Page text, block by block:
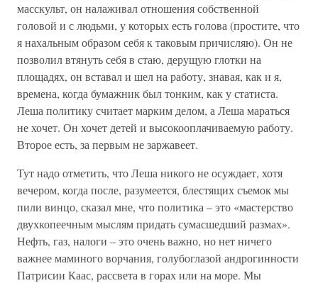
масскульт, он налаживал отношения собственной
головой и с людьми, у которых есть голова (простите, что
я нахальным образом себя к таковым причисляю). Он не
позволил втянуть себя в стаю, дерущую глотки на
площадях, он вставал и шел на работу, знавая, как и я,
времена, когда бумажник был тонким, как у статиста.
Леша политику считает марким делом, а Леша мараться
не хочет. Он хочет детей и высокооплачиваемую работу.
Второе есть, за первым не заржавеет.
Тут надо отметить, что Леша никого не осуждает, хотя
вечером, когда после, разумеется, блестящих съемок мы
пили винцо, сказал мне, что политика – это «мастерство
двухкопеечным мыслям придать сумасшедший размах».
Нефть, газ, налоги – это очень важно, но нет ничего
важнее маминого ворчания, голубоглазой андрогинности
Патрисии Каас, рассвета в горах или на море. Мы